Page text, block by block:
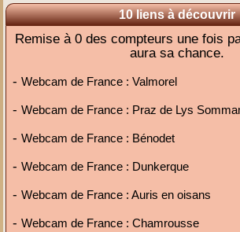
10 liens à découvrir
Remise à 0 des compteurs une fois
aura sa chance.
-Webcam de France : Valmorel
-Webcam de France : Praz de Lys
-Webcam de France : Bénodet
-Webcam de France : Dunkerque
-Webcam de France : Auris en oisans
-Webcam de France : Chamrousse